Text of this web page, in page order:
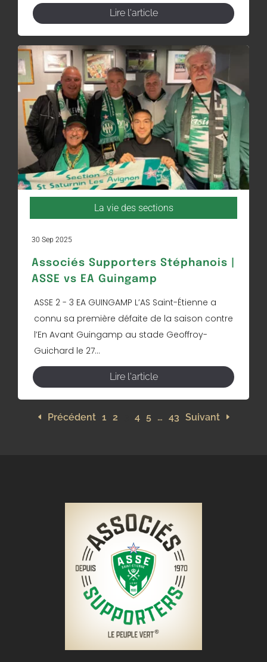
Lire l'article
La vie des sections
30 Sep 2025
Associés Supporters Stéphanois |
ASSE vs EA Guingamp
ASSE 2 - 3 EA GUINGAMP L’AS Saint-Étienne a
connu sa première défaite de la saison contre
l’En Avant Guingamp au stade Geoffroy-
Guichard le 27...
Lire l'article
Précédent 1 2 4 5 … 43 Suivant